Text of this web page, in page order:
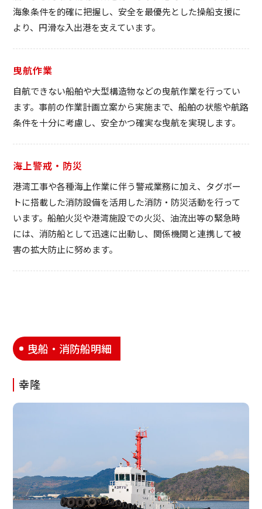
海象条件を的確に把握し、安全を最優先とした操船支援に
より、円滑な入出港を支えています。
曳航作業
自航できない船舶や大型構造物などの曳航作業を行ってい
ます。事前の作業計画立案から実施まで、船舶の状態や航路
条件を十分に考慮し、安全かつ確実な曳航を実現します。
海上警戒・防災
港湾工事や各種海上作業に伴う警戒業務に加え、タグボー
トに搭載した消防設備を活用した消防・防災活動を行って
います。船舶火災や港湾施設での火災、油流出等の緊急時
には、消防船として迅速に出動し、関係機関と連携して被
害の拡大防止に努めます。
曳船・消防船明細
幸隆